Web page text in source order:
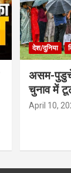
देश/दुनिया
असम-
चुनाव में
April 10,